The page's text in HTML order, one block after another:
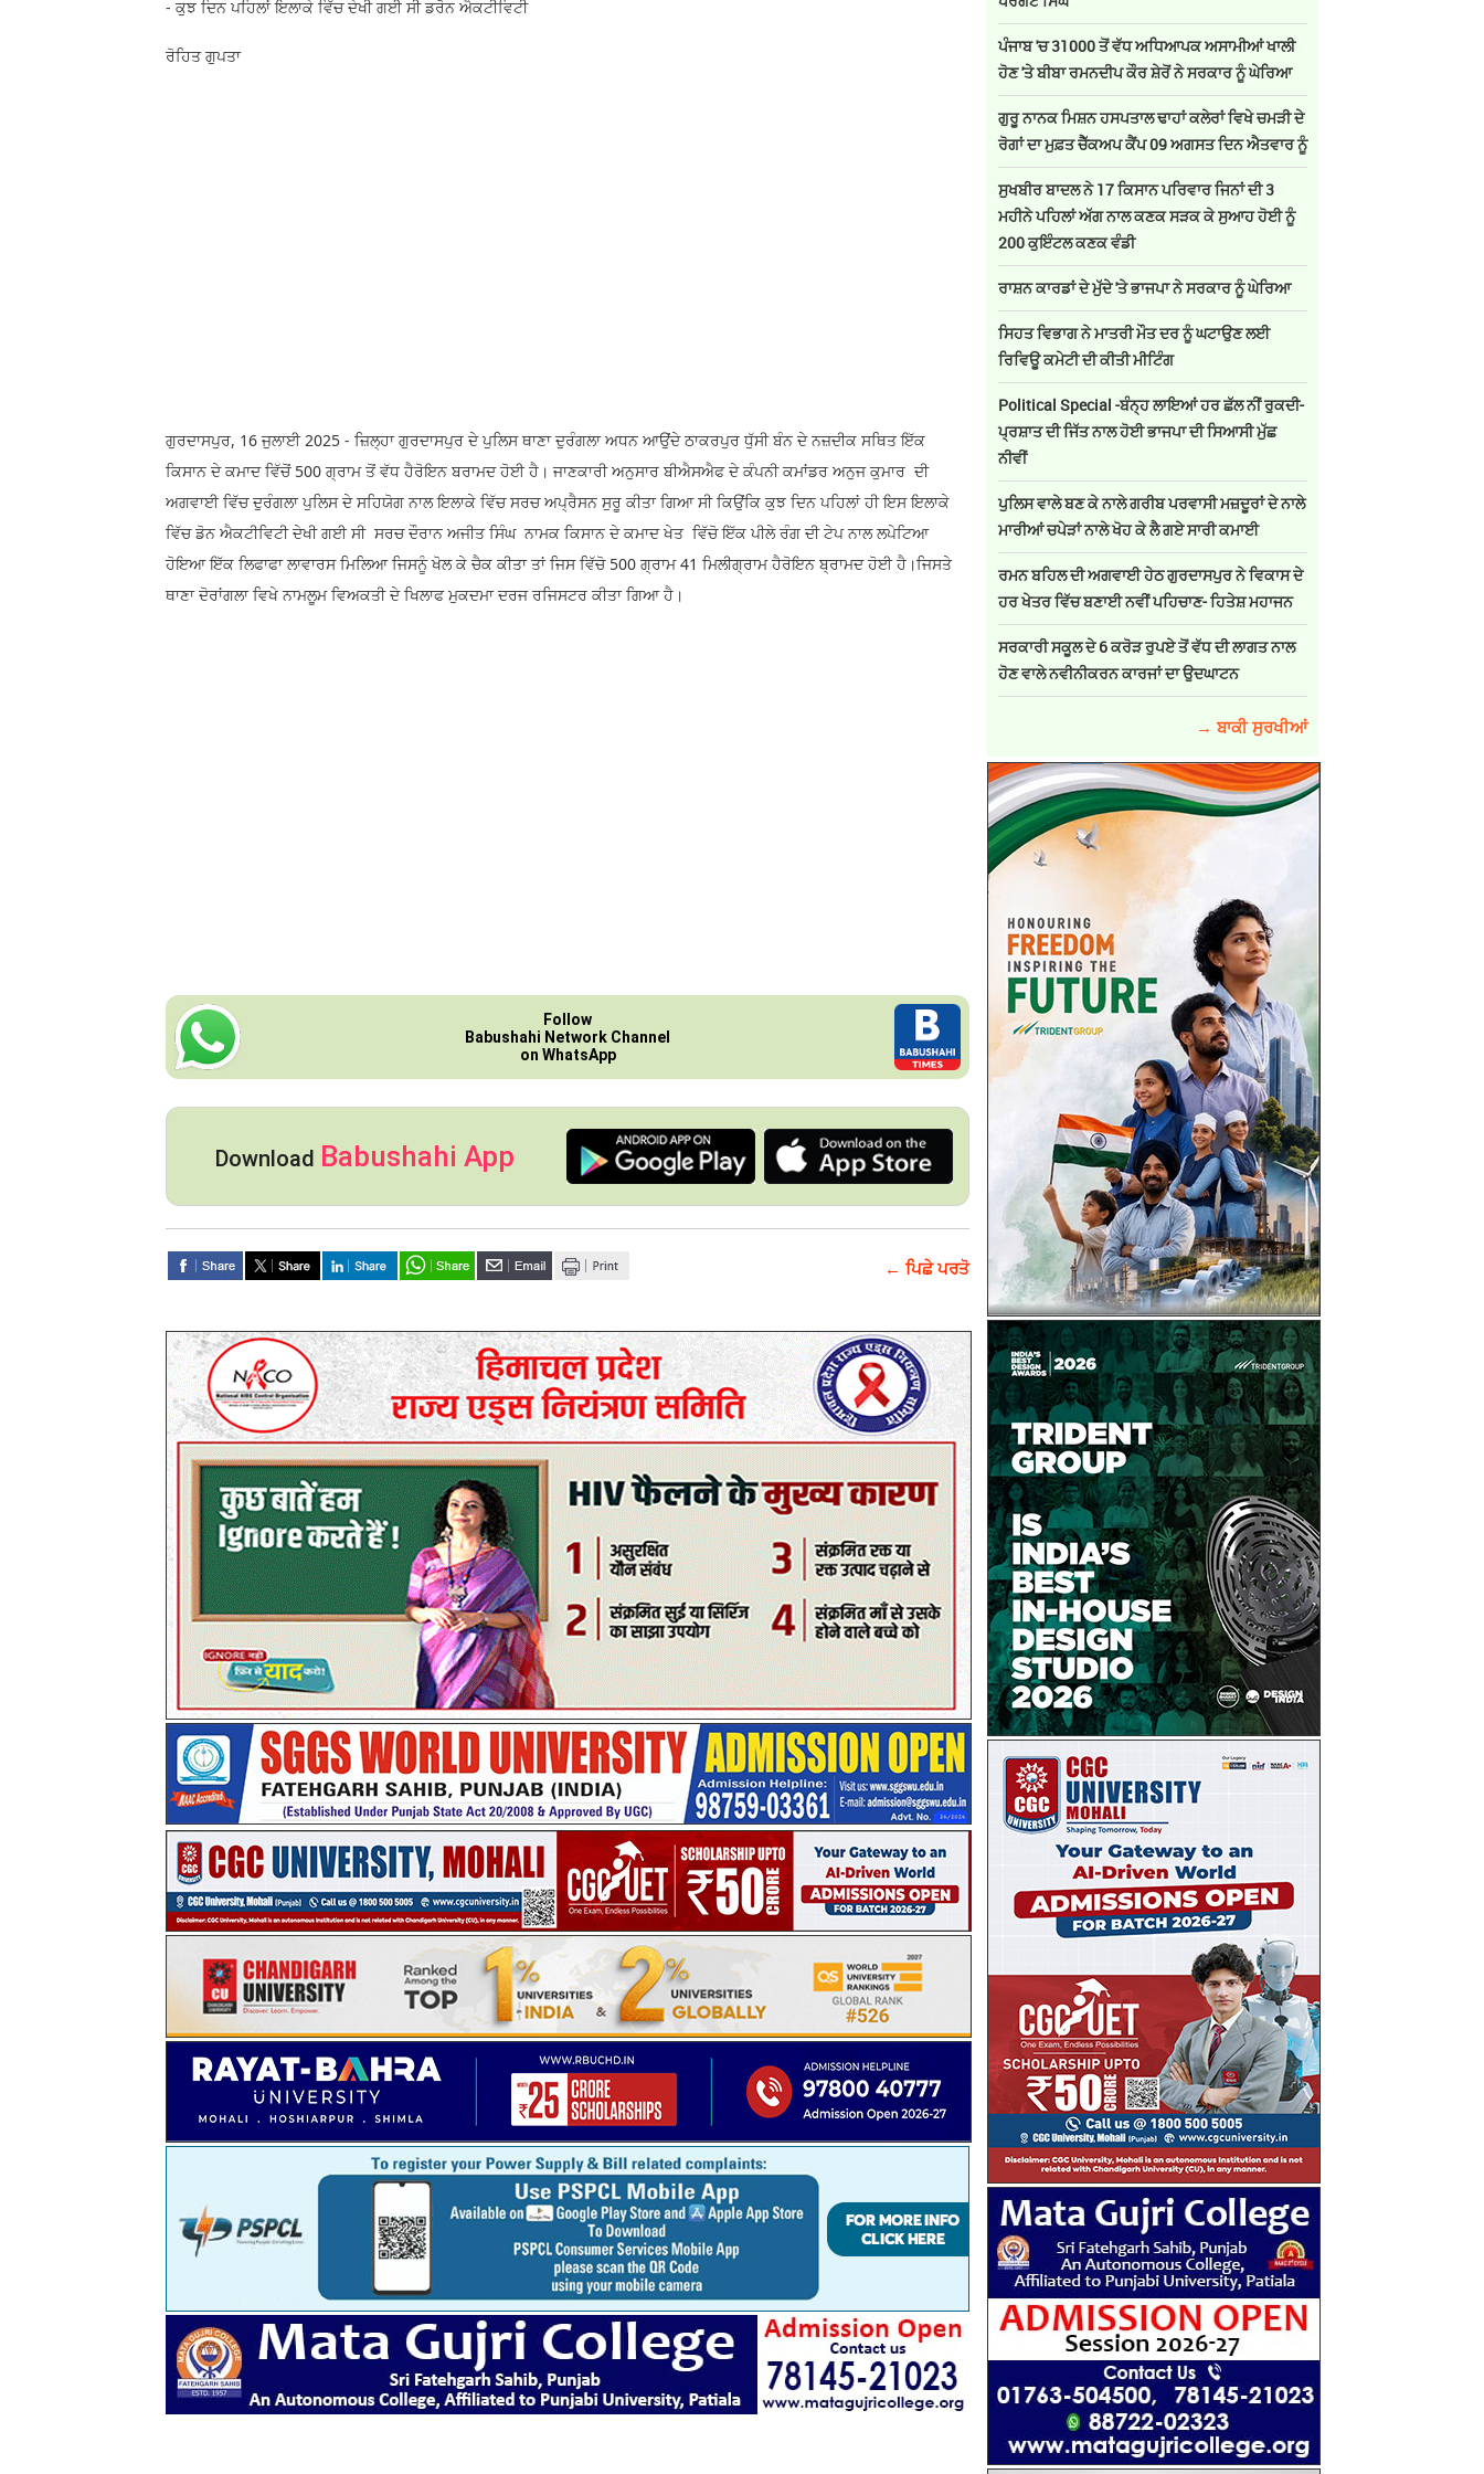
- ਕੁਝ ਦਿਨ ਪਹਿਲਾਂ ਇਲਾਕੇ ਵਿੱਚ ਦੇਖੀ ਗਈ ਸੀ ਡਰੋਨ ਐਕਟੀਵਿਟੀ
ਰੋਹਿਤ ਗੁਪਤਾ
ਗੁਰਦਾਸਪੁਰ, 16 ਜੁਲਾਈ 2025 - ਜ਼ਿਲ੍ਹਾ ਗੁਰਦਾਸਪੁਰ ਦੇ ਪੁਲਿਸ ਥਾਣਾ ਦੁਰੰਗਲਾ ਅਧਨ ਆਉਂਦੇ ਠਾਕਰਪੁਰ ਧੁੱਸੀ ਬੰਨ ਦੇ ਨਜ਼ਦੀਕ ਸਥਿਤ ਇੱਕ
ਕਿਸਾਨ ਦੇ ਕਮਾਦ ਵਿੱਚੋਂ 500 ਗ੍ਰਾਮ ਤੋਂ ਵੱਧ ਹੈਰੋਇਨ ਬਰਾਮਦ ਹੋਈ ਹੈ। ਜਾਣਕਾਰੀ ਅਨੁਸਾਰ ਬੀਐਸਐਫ ਦੇ ਕੰਪਨੀ ਕਮਾਂਡਰ ਅਨੁਜ ਕੁਮਾਰ ਦੀ
ਅਗਵਾਈ ਵਿੱਚ ਦੁਰੰਗਲਾ ਪੁਲਿਸ ਦੇ ਸਹਿਯੋਗ ਨਾਲ ਇਲਾਕੇ ਵਿੱਚ ਸਰਚ ਅਪ੍ਰੈਸਨ ਸੁਰੂ ਕੀਤਾ ਗਿਆ ਸੀ ਕਿਉਂਕਿ ਕੁਝ ਦਿਨ ਪਹਿਲਾਂ ਹੀ ਇਸ ਇਲਾਕੇ
ਵਿੱਚ ਡੋਨ ਐਕਟੀਵਿਟੀ ਦੇਖੀ ਗਈ ਸੀ ‌ ਸਰਚ ਦੌਰਾਨ ਅਜੀਤ ਸਿੰਘ ਨਾਮਕ ਕਿਸਾਨ ਦੇ ਕਮਾਦ ਖੇਤ ਵਿੱਚੋ ਇੱਕ ਪੀਲੇ ਰੰਗ ਦੀ ਟੇਪ ਨਾਲ ਲਪੇਟਿਆ
ਹੋਇਆ ਇੱਕ ਲਿਫਾਫਾ ਲਾਵਾਰਸ ਮਿਲਿਆ ਜਿਸਨੂੰ ਖੋਲ ਕੇ ਚੈਕ ਕੀਤਾ ਤਾਂ ਜਿਸ ਵਿੱਚੋ 500 ਗ੍ਰਾਮ 41 ਮਿਲੀਗ੍ਰਾਮ ਹੈਰੋਇਨ ਬ੍ਰਾਮਦ ਹੋਈ ਹੈ।ਜਿਸਤੇ
ਥਾਣਾ ਦੋਰਾਂਗਲਾ ਵਿਖੇ ਨਾਮਲੂਮ ਵਿਅਕਤੀ ਦੇ ਖਿਲਾਫ ਮੁਕਦਮਾ ਦਰਜ ਰਜਿਸਟਰ ਕੀਤਾ ਗਿਆ ਹੈ।
Follow
Babushahi Network Channel
on WhatsApp
Download Babushahi App
← ਪਿਛੇ ਪਰਤੋ
ਪੰਜਾਬ 'ਚ 31000 ਤੋਂ ਵੱਧ ਅਧਿਆਪਕ ਅਸਾਮੀਆਂ ਖਾਲੀ
ਹੋਣ 'ਤੇ ਬੀਬਾ ਰਮਨਦੀਪ ਕੌਰ ਸ਼ੇਰੋਂ ਨੇ ਸਰਕਾਰ ਨੂੰ ਘੇਰਿਆ
ਗੁਰੂ ਨਾਨਕ ਮਿਸ਼ਨ ਹਸਪਤਾਲ ਢਾਹਾਂ ਕਲੇਰਾਂ ਵਿਖੇ ਚਮੜੀ ਦੇ
ਰੋਗਾਂ ਦਾ ਮੁਫ਼ਤ ਚੈੱਕਅਪ ਕੈਂਪ 09 ਅਗਸਤ ਦਿਨ ਐਤਵਾਰ ਨੂੰ
ਸੁਖਬੀਰ ਬਾਦਲ ਨੇ 17 ਕਿਸਾਨ ਪਰਿਵਾਰ ਜਿਨਾਂ ਦੀ 3
ਮਹੀਨੇ ਪਹਿਲਾਂ ਅੱਗ ਨਾਲ ਕਣਕ ਸੜਕ ਕੇ ਸੁਆਹ ਹੋਈ ਨੂੰ
200 ਕੁਇੰਟਲ ਕਣਕ ਵੰਡੀ
ਰਾਸ਼ਨ ਕਾਰਡਾਂ ਦੇ ਮੁੱਦੇ 'ਤੇ ਭਾਜਪਾ ਨੇ ਸਰਕਾਰ ਨੂੰ ਘੇਰਿਆ
ਸਿਹਤ ਵਿਭਾਗ ਨੇ ਮਾਤਰੀ ਮੌਤ ਦਰ ਨੂੰ ਘਟਾਉਣ ਲਈ
ਰਿਵਿਊ ਕਮੇਟੀ ਦੀ ਕੀਤੀ ਮੀਟਿੰਗ
Political Special -ਬੰਨ੍ਹ ਲਾਇਆਂ ਹਰ ਛੱਲ ਨੀਂ ਰੁਕਦੀ-
ਪ੍ਰਸ਼ਾਤ ਦੀ ਜਿੱਤ ਨਾਲ ਹੋਈ ਭਾਜਪਾ ਦੀ ਸਿਆਸੀ ਮੁੱਛ
ਨੀਵੀਂ
ਪੁਲਿਸ ਵਾਲੇ ਬਣ ਕੇ ਨਾਲੇ ਗਰੀਬ ਪਰਵਾਸੀ ਮਜ਼ਦੂਰਾਂ ਦੇ ਨਾਲੇ
ਮਾਰੀਆਂ ਚਪੇੜਾਂ ਨਾਲੇ ਖੋਹ ਕੇ ਲੈ ਗਏ ਸਾਰੀ ਕਮਾਈ
ਰਮਨ ਬਹਿਲ ਦੀ ਅਗਵਾਈ ਹੇਠ ਗੁਰਦਾਸਪੁਰ ਨੇ ਵਿਕਾਸ ਦੇ
ਹਰ ਖੇਤਰ ਵਿੱਚ ਬਣਾਈ ਨਵੀਂ ਪਹਿਚਾਣ- ਹਿਤੇਸ਼ ਮਹਾਜਨ
ਸਰਕਾਰੀ ਸਕੂਲ ਦੇ 6 ਕਰੋੜ ਰੁਪਏ ਤੋਂ ਵੱਧ ਦੀ ਲਾਗਤ ਨਾਲ
ਹੋਣ ਵਾਲੇ ਨਵੀਨੀਕਰਨ ਕਾਰਜਾਂ ਦਾ ਉਦਘਾਟਨ
→ ਬਾਕੀ ਸੁਰਖੀਆਂ